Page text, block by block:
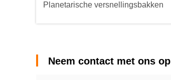
Planetarische versnellingsbakken
Neem contact met ons op